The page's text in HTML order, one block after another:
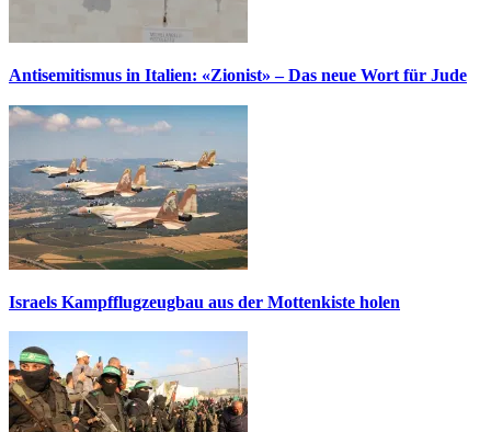
Antisemitismus in Italien: «Zionist» – Das neue Wort für Jude
Israels Kampfflugzeugbau aus der Mottenkiste holen